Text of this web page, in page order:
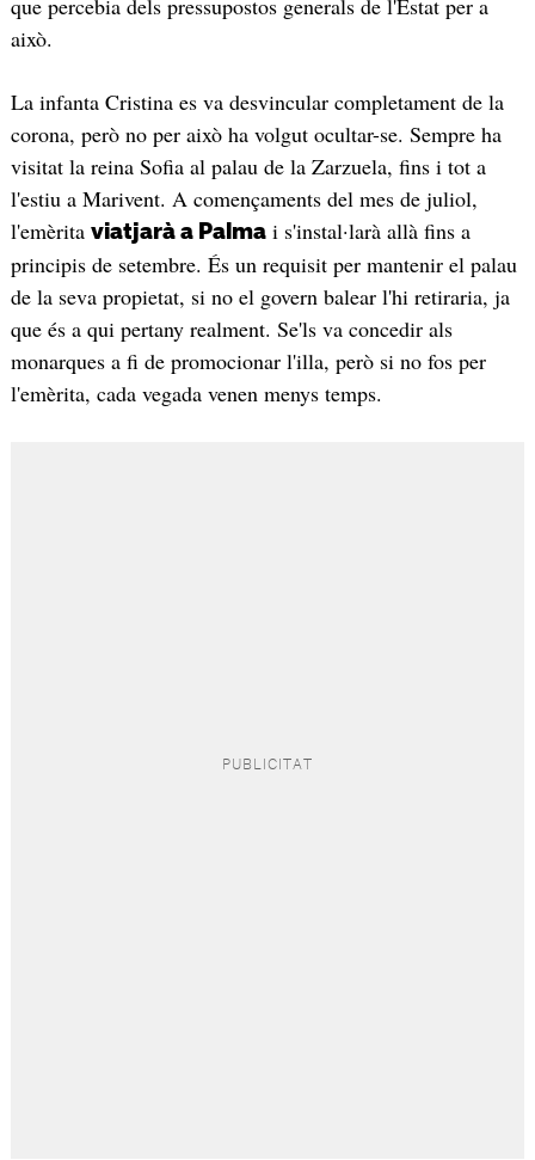
això.
La infanta Cristina es va desvincular completament de la
corona, però no per això ha volgut ocultar-se. Sempre ha
visitat la reina Sofia al palau de la Zarzuela, fins i tot a
l'estiu a Marivent. A començaments del mes de juliol,
l'emèrita viatjarà a Palmai s'instal·larà allà fins a
principis de setembre. És un requisit per mantenir el palau
de la seva propietat, si no el govern balear l'hi retiraria, ja
que és a qui pertany realment. Se'ls va concedir als
monarques a fi de promocionar l'illa, però si no fos per
l'emèrita, cada vegada venen menys temps.